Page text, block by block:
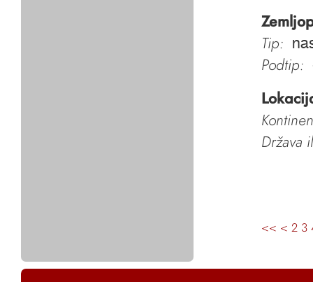
Tip:
Podtip:
Država
<< < 2 3